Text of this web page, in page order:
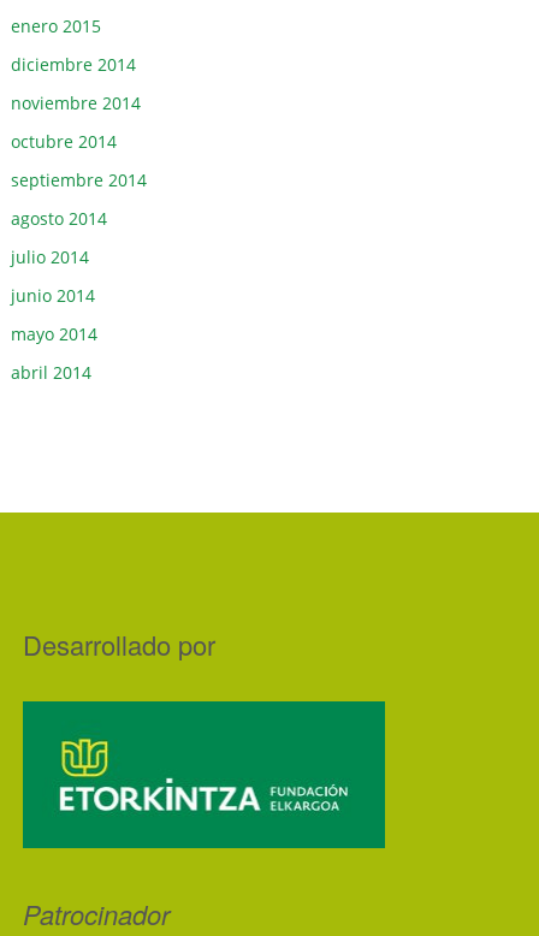
enero 2015
diciembre 2014
noviembre 2014
octubre 2014
septiembre 2014
agosto 2014
julio 2014
junio 2014
mayo 2014
abril 2014
Desarrollado por
Patrocinador